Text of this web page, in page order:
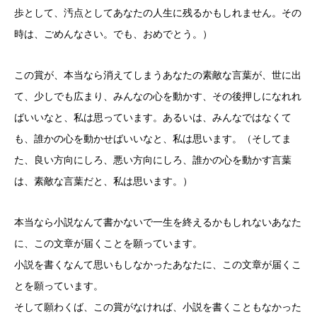
歩として、汚点としてあなたの人生に残るかもしれません。その
時は、ごめんなさい。でも、おめでとう。）
この賞が、本当なら消えてしまうあなたの素敵な言葉が、世に出
て、少しでも広まり、みんなの心を動かす、その後押しになれれ
ばいいなと、私は思っています。あるいは、みんなではなくて
も、誰かの心を動かせばいいなと、私は思います。（そしてま
た、良い方向にしろ、悪い方向にしろ、誰かの心を動かす言葉
は、素敵な言葉だと、私は思います。）
本当なら小説なんて書かないで一生を終えるかもしれないあなた
に、この文章が届くことを願っています。
小説を書くなんて思いもしなかったあなたに、この文章が届くこ
とを願っています。
そして願わくば、この賞がなければ、小説を書くこともなかった